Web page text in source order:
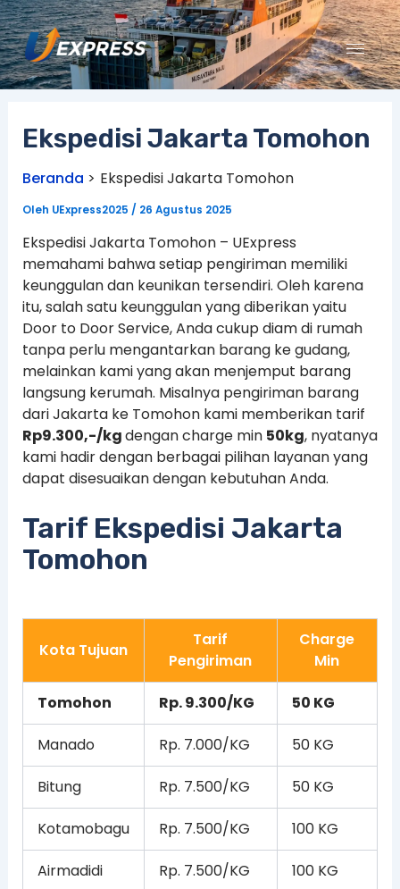
Lewati
ke
konten
Ekspedisi Jakarta Tomohon
Beranda Ekspedisi Jakarta Tomohon
Oleh UExpress2025 / 26 Agustus 2025
Ekspedisi Jakarta Tomohon – UExpress
memahami bahwa setiap pengiriman memiliki
keunggulan dan keunikan tersendiri. Oleh karena
itu, salah satu keunggulan yang diberikan yaitu
Door to Door Service, Anda cukup diam di rumah
tanpa perlu mengantarkan barang ke gudang,
melainkan kami yang akan menjemput barang
langsung kerumah. Misalnya pengiriman barang
dari Jakarta ke Tomohon kami memberikan tarif
Rp9.300,-/kgdengan charge min 50kg, nyatanya
kami hadir dengan berbagai pilihan layanan yang
dapat disesuaikan dengan kebutuhan Anda.
Tarif Ekspedisi Jakarta
Tomohon
Kota Tujuan
Tarif
Pengiriman
Charge
Min
Tomohon Rp. 9.300/KG 50 KG
Manado Rp. 7.000/KG 50 KG
Bitung Rp. 7.500/KG 50 KG
Kotamobagu Rp. 7.500/KG 100 KG
Airmadidi Rp. 7.500/KG 100 KG